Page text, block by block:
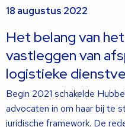
18 augustus 2022
Het belang van
vastleggen van
logistieke
Begin 2021 schakelde
advocaten in om haar bij te
juridische framework. De